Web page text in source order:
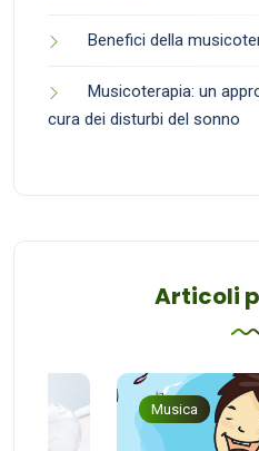
Benefici della
Musicoterapia: un
cura dei disturbi del sonno
Articoli
Musica